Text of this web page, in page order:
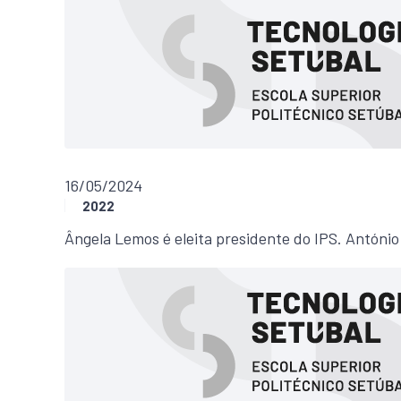
16/05/2024
2022
Ângela Lemos é eleita presidente do IPS.